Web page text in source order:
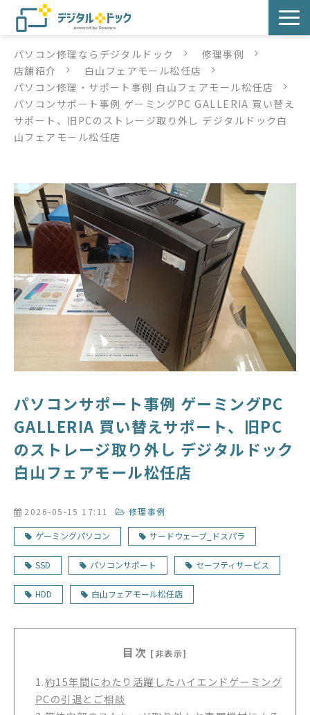
パソコン修理
サービス
サービス提供方法
デジタルドックブログ
パソコン修理ならデジタルドック
修理事例
店舗紹介
白山フェアモール松任店
パソコン修理・サポート事例 白山フェアモール松任店
パソコンサポート事例 ゲーミングPC GALLERIA 買い替え
サポート、旧PCのストレージ取り外し デジタルドック白
山フェアモール松任店
パソコンサポート事例 ゲーミングPC
GALLERIA 買い替えサポート、旧PC
のストレージ取り外し デジタルドック
白山フェアモール松任店
2026-05-15 17:11 修理事例
ゲーミングパソコン サードウェーブ_ドスパラ
SSD パソコンサポート セーフティサービス
HDD 白山フェアモール松任店
目次 [非表示]
1.約15年間にわたり活躍したハイエンドゲーミング
PCの引退とご相談